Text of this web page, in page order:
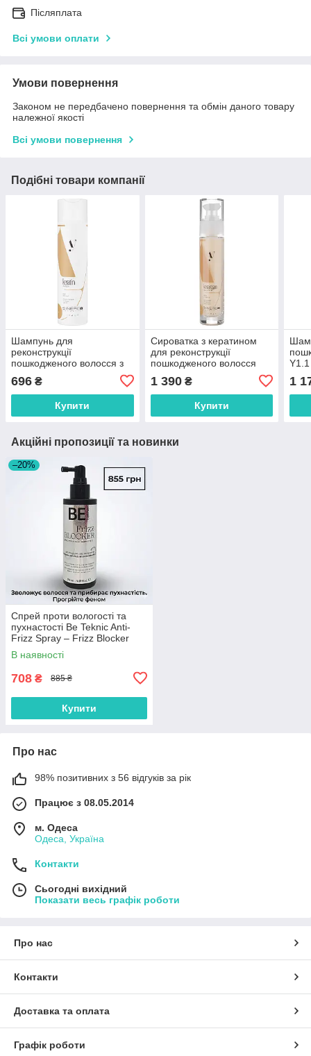
Післяплата
Всі умови оплати
Умови повернення
Законом не передбачено повернення та обмін даного товару
належної якості
Всі умови повернення
Подібні товари компанії
Шампунь для
реконструкції
пошкодженого волосся з
250 мл
696 ₴
Купити
Сироватка з кератином
для реконструкції
пошкодженого волосся
1 390₴
Купити
1
Акційні пропозиції та новинки
–20%
Спрей проти вологості та
пухнастості Be Teknic Anti-
Frizz Spray – Frizz Blocker
150 ml
В наявності
708 ₴ 885 ₴
Купити
Про нас
98% позитивних з 56 відгуків за рік
Працює з 08.05.2014
м. Одеса
Одеса, Україна
Контакти
Сьогодні вихідний
Показати весь графік роботи
Про нас
Контакти
Доставка та оплата
Графік роботи